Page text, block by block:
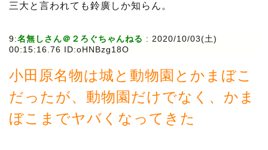
三大と言われても鈴廣しか知らん。
9:名無しさん＠２ろぐちゃんねる : 2020/10/03(土)
00:15:16.76 ID:oHNBzg18O
小田原名物は城と動物園とかまぼこ
だったが、動物園だけでなく、かま
ぼこまでヤバくなってきた